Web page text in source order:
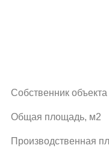
Собственник объекта
Общая площадь, м2
Производственная